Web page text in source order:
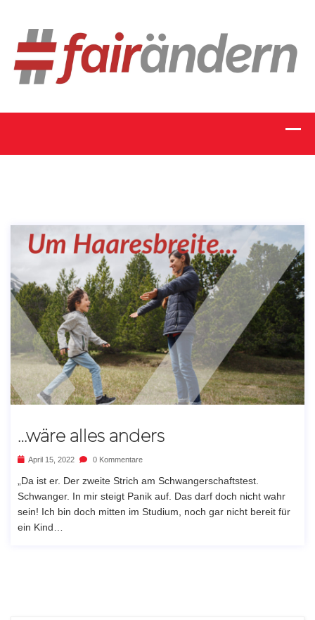
…wäre alles anders
April 15, 2022 0 Kommentare
„Da ist er. Der zweite Strich am Schwangerschaftstest.
Schwanger. In mir steigt Panik auf. Das darf doch nicht wahr
sein! Ich bin doch mitten im Studium, noch gar nicht bereit für
ein Kind…